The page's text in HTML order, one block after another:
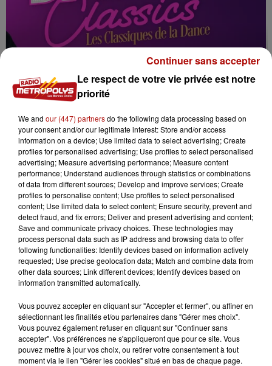
0:00 0:00
6 décembre 2024
DANCE CLASSICS VENDREDI 6 DECEMBRE 2024
Le respect de votre vie privée est notre
priorité
We and our (447) partnersdo the following data processing based on
your consent and/or our legitimate interest: Store and/or access
information on a device; Use limited data to select advertising; Create
profiles for personalised advertising; Use profiles to select personalised
advertising; Measure advertising performance; Measure content
performance; Understand audiences through statistics or combinations
of data from different sources; Develop and improve services; Create
profiles to personalise content; Use profiles to select personalised
content; Use limited data to select content; Ensure security, prevent and
detect fraud, and fix errors; Deliver and present advertising and content;
Save and communicate privacy choices. These technologies may
process personal data such as IP address and browsing data to offer
following functionalities: Identify devices based on information actively
requested; Use precise geolocation data; Match and combine data from
other data sources; Link different devices; Identify devices based on
information transmitted automatically.
Vous pouvez accepter en cliquant sur "Accepter et fermer", ou affiner en
sélectionnant les finalités et/ou partenaires dans "Gérer mes choix".
Vous pouvez également refuser en cliquant sur "Continuer sans
accepter". Vos préférences ne s'appliqueront que pour ce site. Vous
pouvez mettre à jour vos choix, ou retirer votre consentement à tout
moment via le lien "Gérer les cookies" situé en bas de chaque page.
Continuer sans accepter